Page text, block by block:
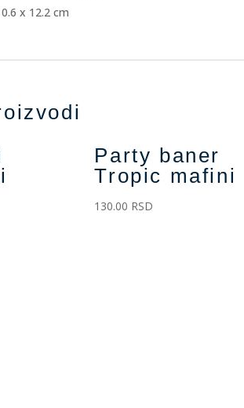
x 12.2 cm
Party baner
Tropic mafini
130.00 RSD